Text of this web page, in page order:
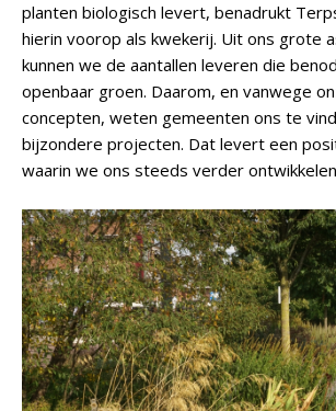
planten biologisch levert, benadrukt
hierin voorop als kwekerij. Uit ons grote
kunnen we de aantallen leveren die
openbaar groen. Daarom, en vanwege
concepten, weten gemeenten ons te
bijzondere projecten. Dat levert een
waarin we ons steeds verder